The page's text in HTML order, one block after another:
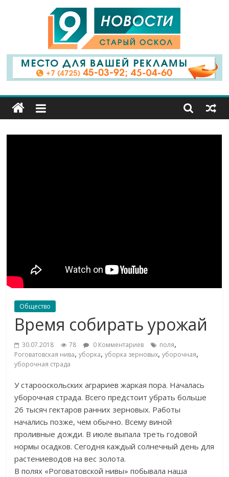
9
Канал
Старый
Общество
Время собирать урожай
30.07.2018 78 0 Комментариев поля,
Роговатовская нива,уборка,уборка зерновых,уборочная,
уборочная страда
У старооскольских аграриев жаркая пора. Началась
уборочная страда. Всего предстоит убрать больше
26 тысяч гектаров ранних зерновых. Работы
начались позже, чем обычно. Всему виной
проливные дожди. В июле выпала треть годовой
нормы осадков. Сегодня каждый солнечный день для
растениеводов на вес золота.
В полях «Роговатовской нивы» побывала наша